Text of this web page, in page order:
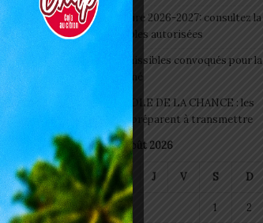
Togo/ Rentrée scolaire 2026-2027: consultez la
liste officielle des écoles autorisées
ESSAL 2026 : les admissibles convoqués pour la
visite médicale à Lomé
SWEDD+ Togo / ECOLE DE LA CHANCE : les
maitres-artisans se préparent à transmettre
août 2026
L M M J V S D
1 2